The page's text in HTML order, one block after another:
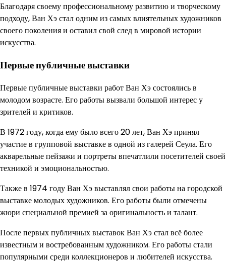
Благодаря своему профессиональному развитию и творческому
подходу, Ван Хэ стал одним из самых влиятельных художников
своего поколения и оставил свой след в мировой истории
искусства.
Первые публичные выставки
Первые публичные выставки работ Ван Хэ состоялись в
молодом возрасте. Его работы вызвали большой интерес у
зрителей и критиков.
В 1972 году, когда ему было всего 20 лет, Ван Хэ принял
участие в групповой выставке в одной из галерей Сеула. Его
акварельные пейзажи и портреты впечатлили посетителей своей
техникой и эмоциональностью.
Также в 1974 году Ван Хэ выставлял свои работы на городской
выставке молодых художников. Его работы были отмечены
жюри специальной премией за оригинальность и талант.
После первых публичных выставок Ван Хэ стал всё более
известным и востребованным художником. Его работы стали
популярными среди коллекционеров и любителей искусства.